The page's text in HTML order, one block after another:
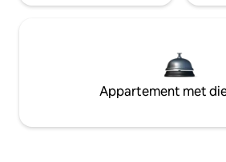
Appartement met